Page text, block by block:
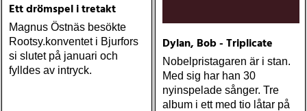
Ett drömspel i tretakt
Magnus Östnäs besökte
Rootsy.konventet i Bjurfors
si slutet på januari och
fylldes av intryck.
Dylan, Bob - Triplicate
Nobelpristagaren är i stan.
Med sig har han 30
nyinspelade sånger. Tre
album i ett med tio låtar på